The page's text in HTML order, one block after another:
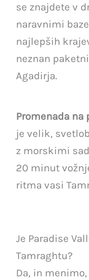
se znajdete v
naravnimi
najlepših
neznan
Agadirja.
Promenada na
je velik,
z morskimi
20 minut
ritma vasi
Je Paradise
Tamraghtu?
Da, in